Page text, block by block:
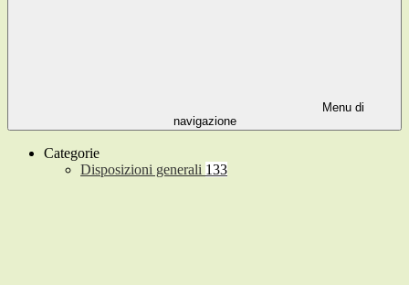
Menu di
navigazione
Categorie
Disposizioni generali 133